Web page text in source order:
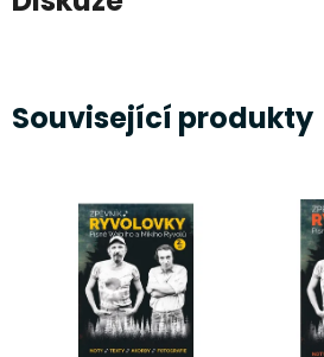
Související produkty